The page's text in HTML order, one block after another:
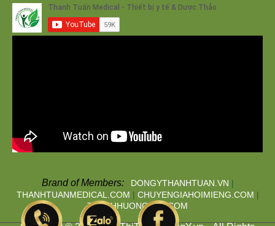
Brand of Members: DONGYTHANHTUAN.VN |
THANHTUANMEDICAL.COM | CHUYENGIAHOIMIENG.COM |
THANHHUONGTAN.COM